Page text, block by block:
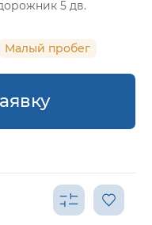
5 дв.
Малый пробег